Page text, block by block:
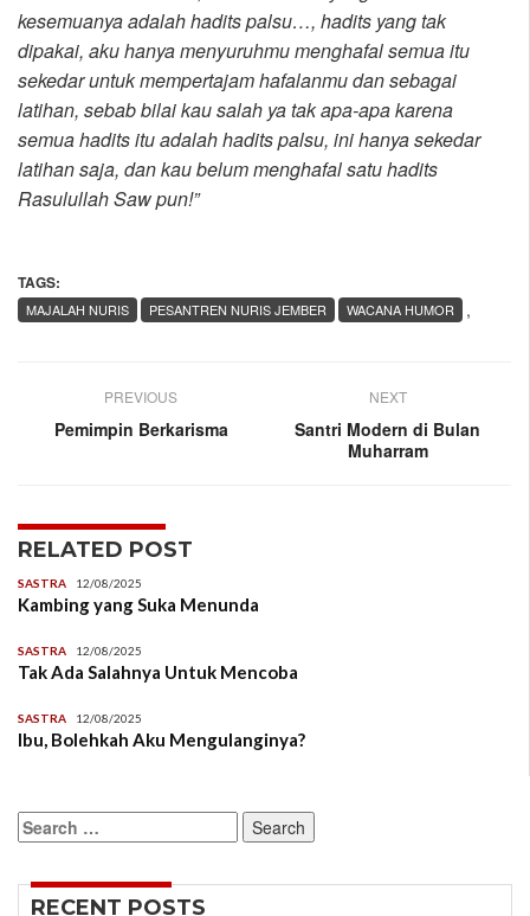
kesemuanya adalah hadits palsu…, hadits yang tak
dipakai, aku hanya menyuruhmu menghafal semua itu
sekedar untuk mempertajam hafalanmu dan sebagai
latihan, sebab bilai kau salah ya tak apa-apa karena
semua hadits itu adalah hadits palsu, ini hanya sekedar
latihan saja, dan kau belum menghafal satu hadits
Rasulullah Saw pun!”
TAGS:
,
MAJALAH NURIS PESANTREN NURIS JEMBER WACANA HUMOR
PREVIOUS
Pemimpin Berkarisma
NEXT
Santri Modern di Bulan
Muharram
RELATED POST
SASTRA 12/08/2025
Kambing yang Suka Menunda
SASTRA 12/08/2025
Tak Ada Salahnya Untuk Mencoba
SASTRA 12/08/2025
Ibu, Bolehkah Aku Mengulanginya?
Search
for:
RECENT POSTS